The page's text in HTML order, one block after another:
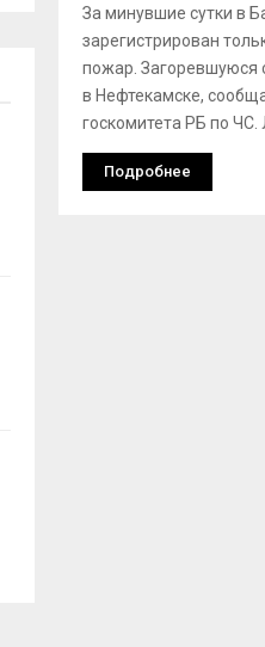
За минувшие сутки в
зарегистрирован
пожар. Загоревшуюся
в Нефтекамске,
госкомитета РБ по
Подробнее